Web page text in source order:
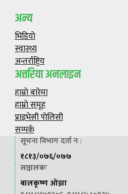
अन्य
भिडियाे
स्वास्थ्य
अन्तर्राष्ट्रिय
अत्तरिया अनलाइन
हाम्राे बारेमा
हाम्राे समूह
प्राइभेसी पाेलिसी
सम्पर्क
सूचना विभाग दर्ता न :
१८१३/०७६/०७७
सञ्चालकः
बालकृष्ण ओझा